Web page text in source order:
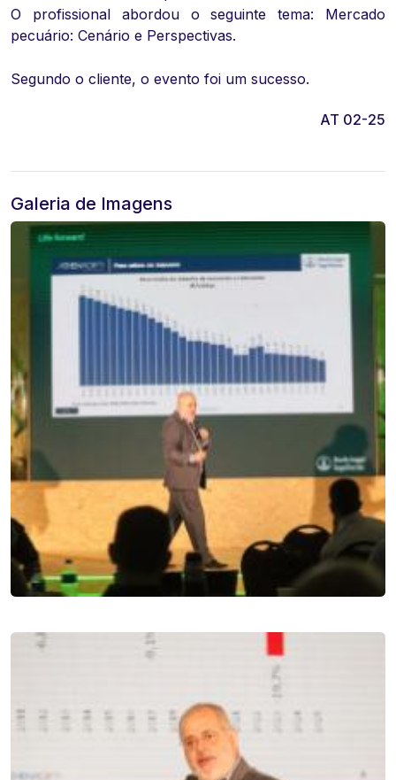
O profissional abordou o seguinte tema: Mercado
pecuário: Cenário e Perspectivas.
Segundo o cliente, o evento foi um sucesso.
AT 02-25
Galeria de Imagens